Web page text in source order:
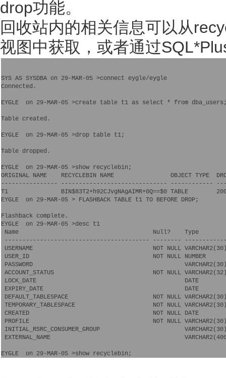
drop功能。
回收站内的相关信息可以从
视图中获取，或者通过
SYS AS SYSDBA on 29-MAR-05 >connect eygle/eygle
Connected.
EYGLE  on 29-MAR-05 >create table t1 as select * from
Table created.
EYGLE  on 29-MAR-05 >drop table t1;
Table dropped.
EYGLE  on 29-MAR-05 >show recyclebin;
ORIGINAL NAME    RECYCLEBIN NAME                OBJECT TYPE
---------------- ------------------------------ ------------
T1               BIN$83T2+h92CJvgNAgAIMR+0Q==$0 TABLE
EYGLE  on 29-MAR-05 > FLASHBACK TABLE t1 TO BEFORE DROP;
Flashback complete.
EYGLE  on 29-MAR-05 >desc t1
Name                                      Null?    Type
----------------------------------------- --------
USERNAME                                  NOT NULL
USER_ID                                   NOT NULL NUMBER
PASSWORD
ACCOUNT_STATUS                            NOT NULL
LOCK_DATE                                          DATE
EXPIRY_DATE                                        DATE
DEFAULT_TABLESPACE                        NOT NULL
TEMPORARY_TABLESPACE                      NOT NULL
CREATED                                   NOT NULL DATE
PROFILE                                   NOT NULL
INITIAL_RSRC_CONSUMER_GROUP
EXTERNAL_NAME